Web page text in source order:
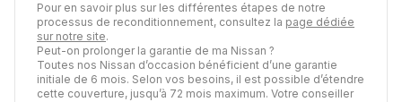
Pour en savoir plus sur les différentes étapes de notre
processus de reconditionnement, consultez la page dédiée
sur notre site.
Peut-on prolonger la garantie de ma Nissan ?
Toutes nos Nissan d’occasion bénéficient d’une garantie
initiale de 6 mois. Selon vos besoins, il est possible d’étendre
cette couverture, jusqu’à 72 mois maximum. Votre conseiller